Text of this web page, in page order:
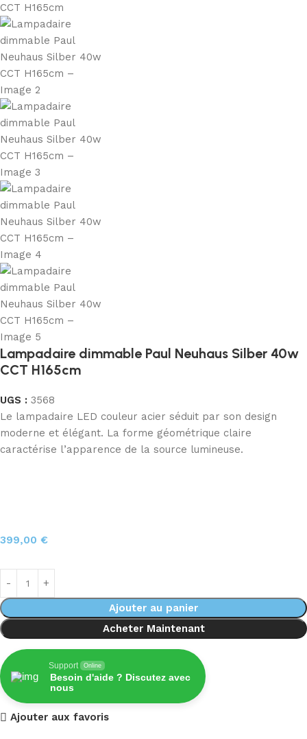
Lampadaire dimmable Paul Neuhaus Silber 40w
CCT H165cm
UGS : 3568
Le lampadaire LED couleur acier séduit par son design
moderne et élégant. La forme géométrique claire
caractérise l’apparence de la source lumineuse.
399,00 €
Ajouter au panier
Acheter Maintenant
Support Online
Besoin d'aide ? Discutez avec
nous
Ajouter aux favoris